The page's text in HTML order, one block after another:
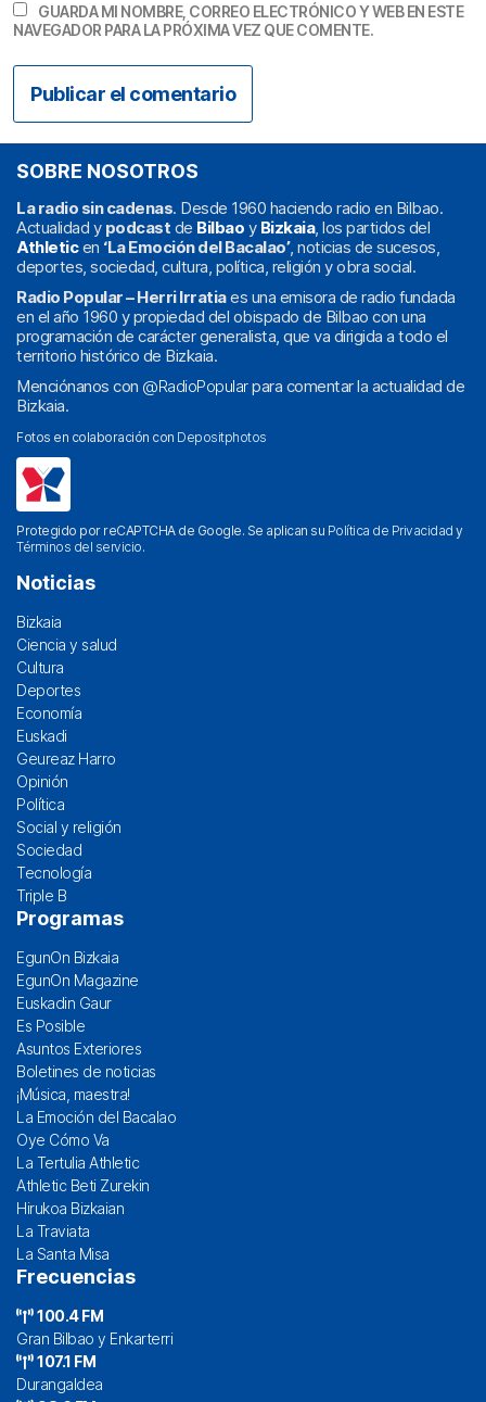
GUARDA MI NOMBRE, CORREO ELECTRÓNICO Y WEB EN ESTE
NAVEGADOR PARA LA PRÓXIMA VEZ QUE COMENTE.
SOBRE NOSOTROS
La radio sin cadenas. Desde 1960 haciendo radio en Bilbao.
Actualidad y podcast de Bilbao y Bizkaia, los partidos del
Athleticen ‘La Emoción del Bacalao’, noticias de sucesos,
deportes, sociedad, cultura, política, religión y obra social.
Radio Popular – Herri Irratiaes una emisora de radio fundada
en el año 1960 y propiedad del obispado de Bilbao con una
programación de carácter generalista, que va dirigida a todo el
territorio histórico de Bizkaia.
Menciónanos con @RadioPopularpara comentar la actualidad de
Bizkaia.
Fotos en colaboración con Depositphotos
Protegido por reCAPTCHA de Google. Se aplican su Política de Privacidad y
Términos del servicio.
Noticias
Bizkaia
Ciencia y salud
Cultura
Deportes
Economía
Euskadi
Geureaz Harro
Opinión
Política
Social y religión
Sociedad
Tecnología
Triple B
Programas
EgunOn Bizkaia
EgunOn Magazine
Euskadin Gaur
Es Posible
Asuntos Exteriores
Boletines de noticias
¡Música, maestra!
La Emoción del Bacalao
Oye Cómo Va
La Tertulia Athletic
Athletic Beti Zurekin
Hirukoa Bizkaian
La Traviata
La Santa Misa
Frecuencias
100.4 FM
Gran Bilbao y Enkarterri
107.1 FM
Durangaldea